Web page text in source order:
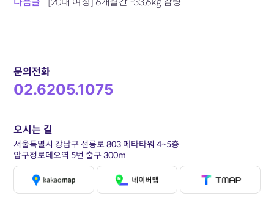
문의전화
02.6205.1075
오시는 길
서울특별시 강남구 선릉로 803 메타타워 4~5층
압구정로데오역 5번 출구 300m